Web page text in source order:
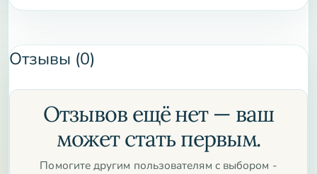
Отзывы (0)
Отзывов ещё нет — ваш
может стать первым.
Помогите другим пользователям с выбором -